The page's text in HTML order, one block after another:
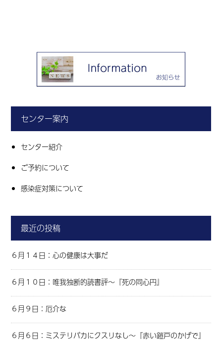
センター案内
センター紹介
ご予約について
感染症対策について
最近の投稿
６月１４日：心の健康は大事だ
６月１０日：唯我独断的読書評～『死の同心円』
６月９日：厄介な
６月６日：ミステリバカにクスリなし～『赤い鎧戸のかげで』